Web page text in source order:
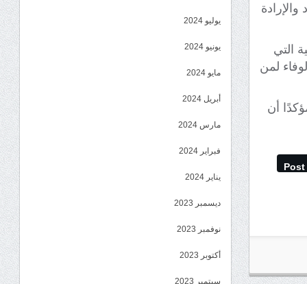
التي
لمن
أن
Post
يوليو 2024
يونيو 2024
مايو 2024
أبريل 2024
مارس 2024
فبراير 2024
يناير 2024
ديسمبر 2023
نوفمبر 2023
أكتوبر 2023
سبتمبر 2023